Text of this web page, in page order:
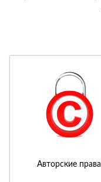
Авторские права